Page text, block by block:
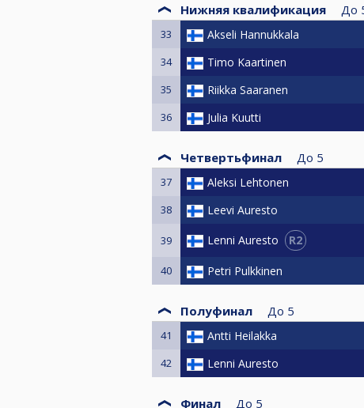
Нижняя квалификация До
33 Akseli Hannukkala
34 Timo Kaartinen
35 Riikka Saaranen
36 Julia Kuutti
Четвертьфинал До 5
37 Aleksi Lehtonen
38 Leevi Auresto
39 Lenni Auresto R2
40 Petri Pulkkinen
Полуфинал До 5
41 Antti Heilakka
42 Lenni Auresto
Финал До 5